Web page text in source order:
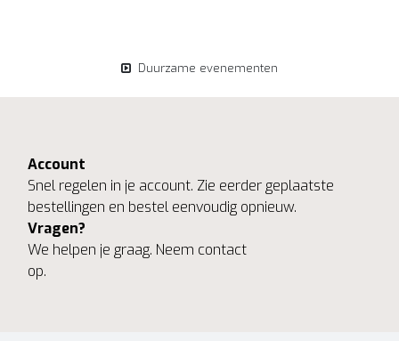
Duurzame evenementen
Account
Snel regelen in je account. Zie eerder geplaatste
bestellingen en bestel eenvoudig opnieuw.
Vragen?
We helpen je graag. Neem contact
op.